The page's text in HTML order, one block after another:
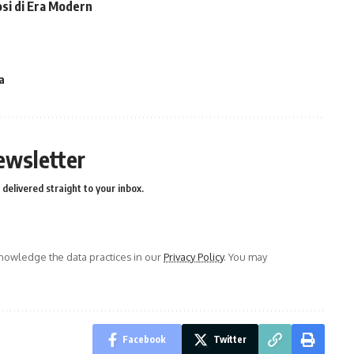
di Era Modern
straight to your inbox.
the data practices in ourPrivacy Policy. You may
Facebook Twitter